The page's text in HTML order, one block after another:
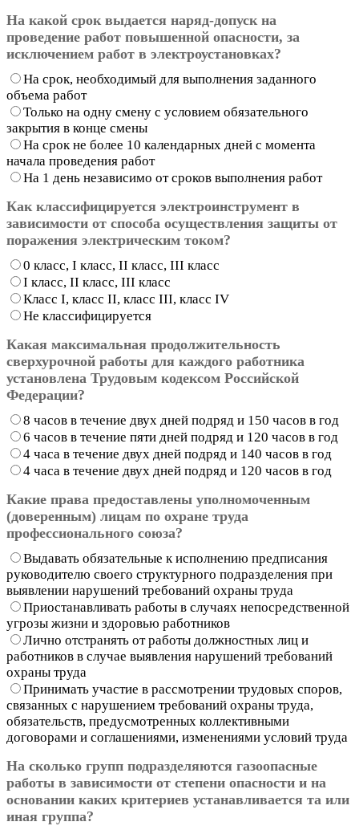
На какой срок выдается наряд-допуск на
проведение работ повышенной опасности, за
исключением работ в электроустановках?
На срок, необходимый для выполнения заданного
объема работ
Только на одну смену с условием обязательного
закрытия в конце смены
На срок не более 10 календарных дней с момента
начала проведения работ
На 1 день независимо от сроков выполнения работ
Как классифицируется электроинструмент в
зависимости от способа осуществления защиты от
поражения электрическим током?
0 класс, I класс, II класс, III класс
I класс, II класс, III класс
Класс I, класс II, класс III, класс IV
Не классифицируется
Какая максимальная продолжительность
сверхурочной работы для каждого работника
установлена Трудовым кодексом Российской
Федерации?
8 часов в течение двух дней подряд и 150 часов в год
6 часов в течение пяти дней подряд и 120 часов в год
4 часа в течение двух дней подряд и 140 часов в год
4 часа в течение двух дней подряд и 120 часов в год
Какие права предоставлены уполномоченным
(доверенным) лицам по охране труда
профессионального союза?
Выдавать обязательные к исполнению предписания
руководителю своего структурного подразделения при
выявлении нарушений требований охраны труда
Приостанавливать работы в случаях непосредственной
угрозы жизни и здоровью работников
Лично отстранять от работы должностных лиц и
работников в случае выявления нарушений требований
охраны труда
Принимать участие в рассмотрении трудовых споров,
связанных с нарушением требований охраны труда,
обязательств, предусмотренных коллективными
договорами и соглашениями, изменениями условий труда
На сколько групп подразделяются газоопасные
работы в зависимости от степени опасности и на
основании каких критериев устанавливается та или
иная группа?